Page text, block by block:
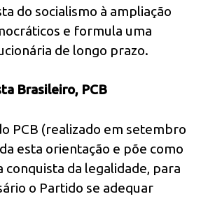
do socialismo à ampliação
e formula uma
de longo prazo.
Brasileiro, PCB
PCB (realizado em setembro
esta orientação e põe como
conquista da legalidade, para
o Partido se adequar